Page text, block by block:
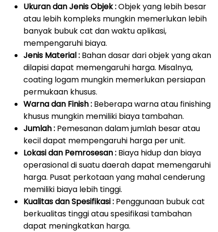
Ukuran dan Jenis Objek :Objek yang lebih besar
atau lebih kompleks mungkin memerlukan lebih
banyak bubuk cat dan waktu aplikasi,
mempengaruhi biaya.
Jenis Material : Bahan dasar dari objek yang akan
dilapisi dapat memengaruhi harga. Misalnya,
coating logam mungkin memerlukan persiapan
permukaan khusus.
Warna dan Finish : Beberapa warna atau finishing
khusus mungkin memiliki biaya tambahan.
Jumlah : Pemesanan dalam jumlah besar atau
kecil dapat mempengaruhi harga per unit.
Lokasi dan Pemrosesan : Biaya hidup dan biaya
operasional di suatu daerah dapat memengaruhi
harga. Pusat perkotaan yang mahal cenderung
memiliki biaya lebih tinggi.
Kualitas dan Spesifikasi : Penggunaan bubuk cat
berkualitas tinggi atau spesifikasi tambahan
dapat meningkatkan harga.